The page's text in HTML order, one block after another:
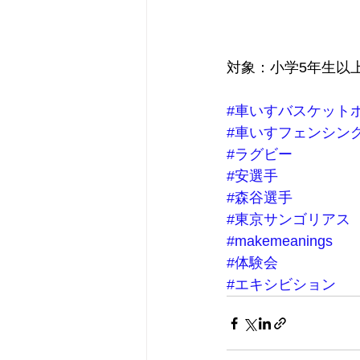
対象：小学5年生以
#車いすバスケット
#車いすフェンシン
#ラグビー
#安選手
#森谷選手
#東京サンゴリアス
#makemeanings
#体験会
#エキシビション